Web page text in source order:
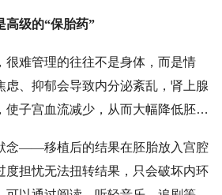
意保暖防感冒，免疫力下降易引发
不可自行用药，必须咨询医生。
高级的“保胎药”
很难管理的往往不是身体，而是情
虑、抑郁会导致内分泌紊乱，肾上腺
使子宫血流减少，从而大幅降低胚胎
念——移植后的结果在胚胎放入宫腔
度担忧无法扭转结果，只会破坏内环